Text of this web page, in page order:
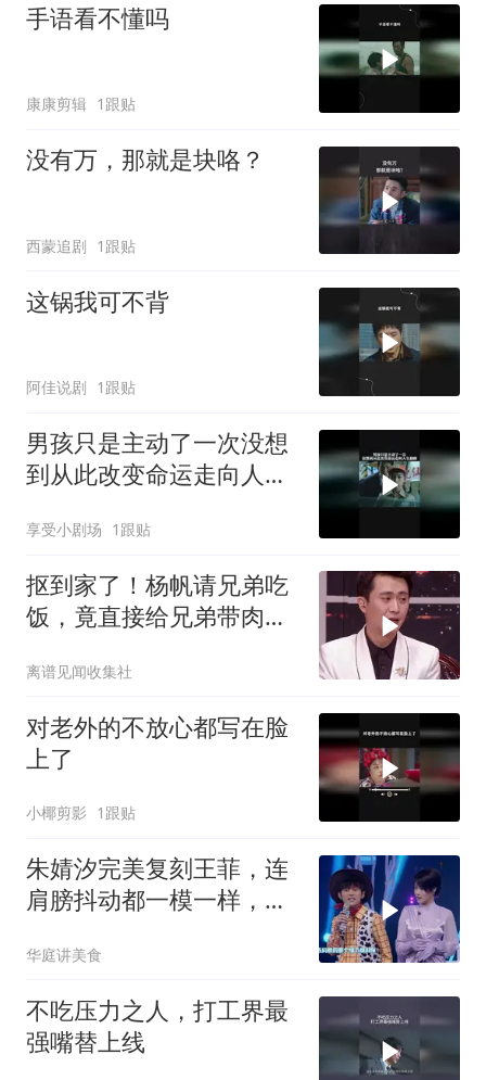
手语看不懂吗
康康剪辑 1跟贴
没有万，那就是块咯？
西蒙追剧 1跟贴
这锅我可不背
阿佳说剧 1跟贴
男孩只是主动了一次没想
到从此改变命运走向人生
享受小剧场 1跟贴
抠到家了！杨帆请兄弟吃
饭，竟直接给兄弟带肉包
离谱见闻收集社
对老外的不放心都写在脸
上了
小椰剪影 1跟贴
朱婧汐完美复刻王菲，连
肩膀抖动都一模一样，差
华庭讲美食
不吃压力之人，打工界最
强嘴替上线